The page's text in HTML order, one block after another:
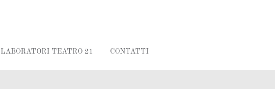
LABORATORI TEATRO 21 CONTATTI